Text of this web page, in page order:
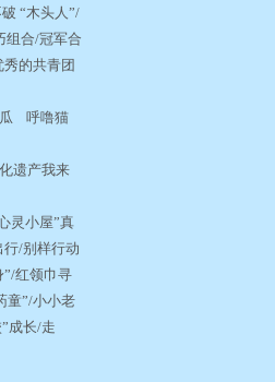
“木头人”/
组合/冠军合
的共青团
瓜 呼噜猫
遗产我来
灵小屋”真
行/别样行动
红领巾寻
童”/小小老
成长/走